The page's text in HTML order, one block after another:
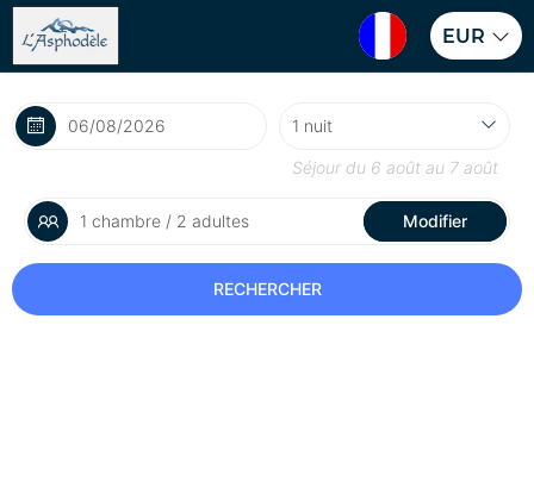
EUR
Séjour du 6 août au 7 août
1 chambre / 2 adultes Modifier